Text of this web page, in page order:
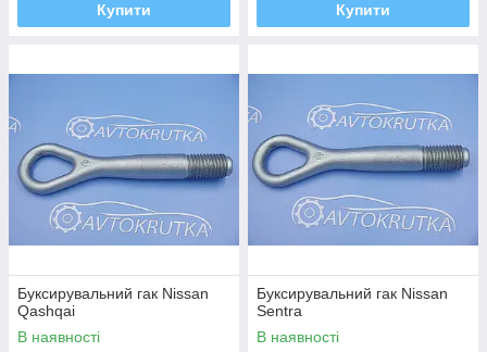
Купити Купити
Буксирувальний гак Nissan
Qashqai
В наявності
Буксирувальний гак Nissan
Sentra
В наявності